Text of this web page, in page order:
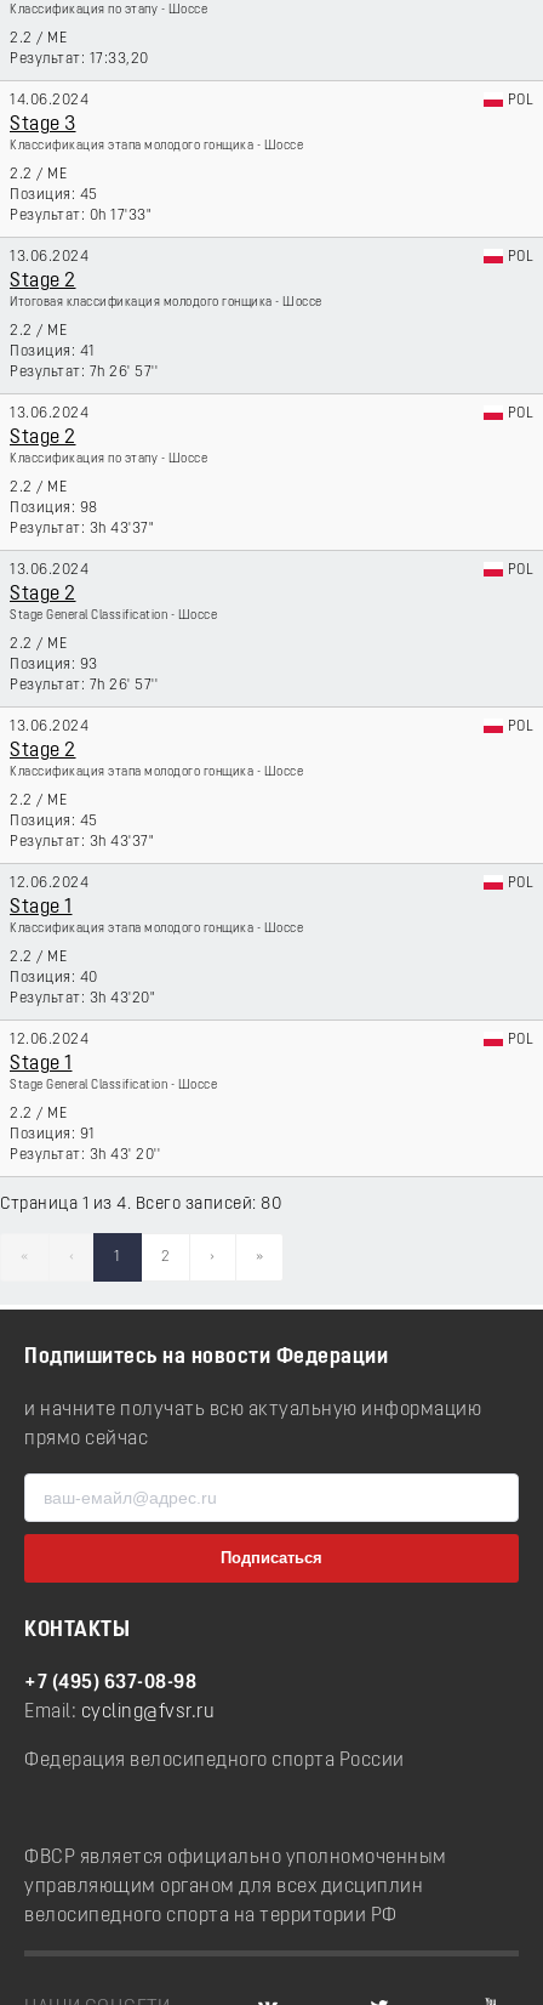
Классификация по этапу - Шоссе
2.2 / ME
17:33,20
14.06.2024 POL
Stage 3
Классификация этапа молодого гонщика - Шоссе
2.2 / ME
45
0h 17'33"
13.06.2024 POL
Stage 2
Итоговая классификация молодого гонщика - Шоссе
2.2 / ME
41
7h 26' 57''
13.06.2024 POL
Stage 2
Классификация по этапу - Шоссе
2.2 / ME
98
3h 43'37"
13.06.2024 POL
Stage 2
Stage General Classification - Шоссе
2.2 / ME
93
7h 26' 57''
13.06.2024 POL
Stage 2
Классификация этапа молодого гонщика - Шоссе
2.2 / ME
45
3h 43'37"
12.06.2024 POL
Stage 1
Классификация этапа молодого гонщика - Шоссе
2.2 / ME
40
3h 43'20"
12.06.2024 POL
Stage 1
Stage General Classification - Шоссе
2.2 / ME
91
3h 43' 20''
Страница 1 из 4. Всего записей: 80
« ‹ 1 2 › »
Подпишитесь на новости Федерации
и начните получать всю актуальную информацию
прямо сейчас
КОНТАКТЫ
+7 (495) 637-08-98
Email: cycling@fvsr.ru
Федерация велосипедного спорта России
ФВСР является официально уполномоченным
управляющим органом для всех дисциплин
велосипедного спорта на территории РФ